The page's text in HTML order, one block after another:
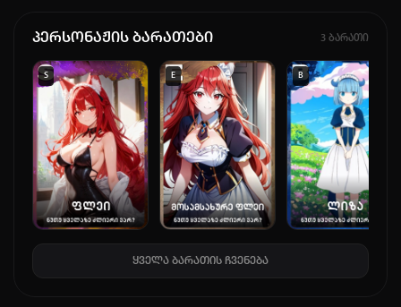
შესვლა
კოდით შესვლა
პერსონაჟის ბარათები 3 ბარათი
S E B
ყველა ბარათის ჩვენება